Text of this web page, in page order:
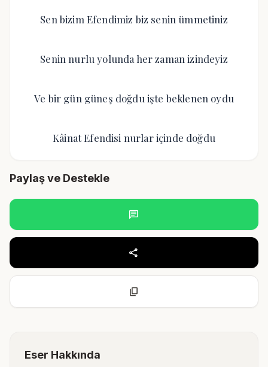
Sen bizim Efendimiz biz senin ümmetiniz
Senin nurlu yolunda her zaman izindeyiz
Ve bir gün güneş doğdu işte beklenen oydu
Kâinat Efendisi nurlar içinde doğdu
Paylaş ve Destekle
chat
share
content_copy
Eser Hakkında